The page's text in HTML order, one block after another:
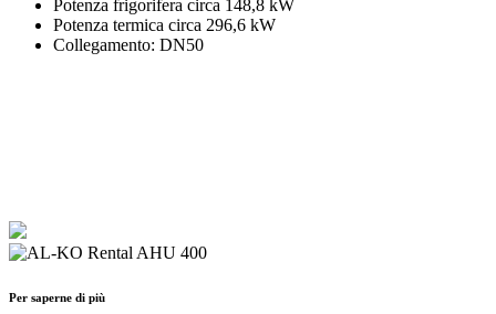
Potenza frigorifera circa 148,8 kW
Potenza termica circa 296,6 kW
Collegamento: DN50
Per saperne di più